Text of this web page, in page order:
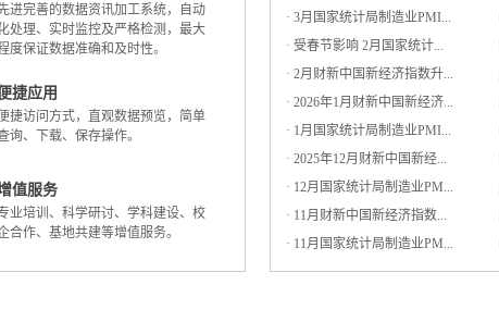
进完善的数据资讯加工系统，自动
处理、实时监控及严格检测，最大
度保证数据准确和及时性。
捷应用
捷访问方式，直观数据预览，简单
询、下载、保存操作。
值服务
业培训、科学研讨、学科建设、校
合作、基地共建等增值服务。
· 3月国家统计局制造业PMI...
· 受春节影响 2月国家统计...
· 2月财新中国新经济指数升...
· 2026年1月财新中国新经济...
· 1月国家统计局制造业PMI...
· 2025年12月财新中国新经...
· 12月国家统计局制造业PM...
· 11月财新中国新经济指数...
· 11月国家统计局制造业PM...